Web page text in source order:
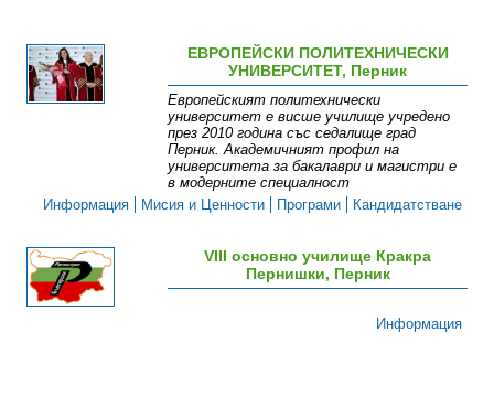
ЕВРОПЕЙСКИ ПОЛИТЕХНИЧЕСКИ
УНИВЕРСИТЕТ, Перник
Европейският политехнически
университет е висше училище учредено
през 2010 година със седалище град
Перник. Академичният профил на
университета за бакалаври и магистри е
в модерните специалност
Информация
Мисия и Ценности Програми Кандидатстване
VІІІ основно училище Кракра
Пернишки, Перник
Информация